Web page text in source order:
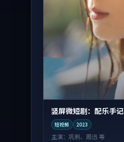
竖屏微短剧：配乐手记
短视频 2023
主演： 巩俐、周迅 等